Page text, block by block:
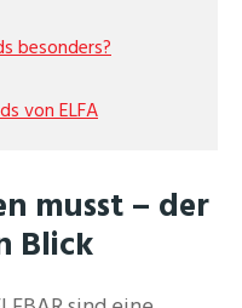
besonders?
von ELFA
musst – der
Blick